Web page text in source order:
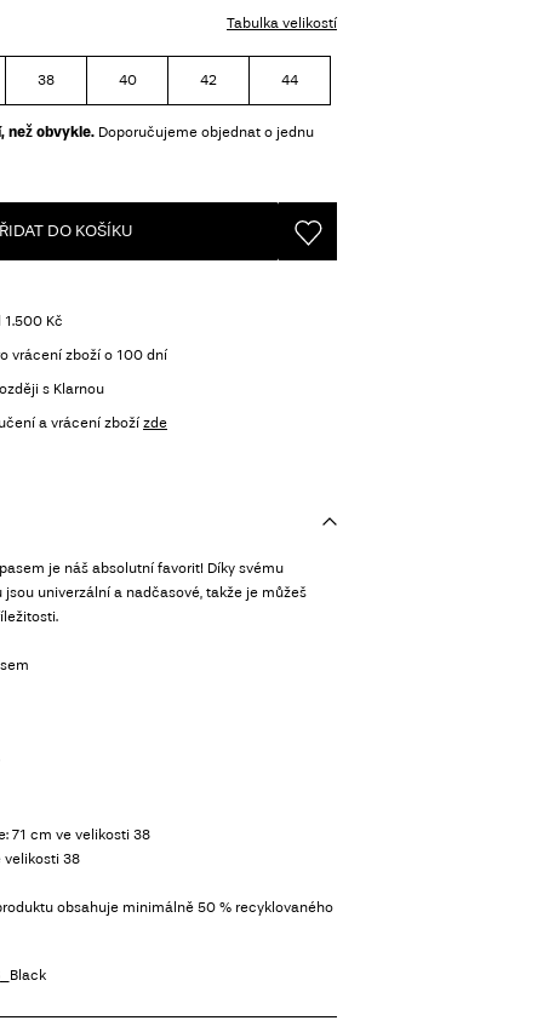
Tabulka velikostí
38 40 42 44
než obvykle. Doporučujeme objednat o jednu
DO KOŠÍKU
1.500 Kč
vrácení zboží o 100 dní
s Klarnou
a vrácení zboží zde
je náš absolutní favorit! Díky svému
jsou univerzální a nadčasové, takže je můžeš
71 cm ve velikosti 38
velikosti 38
obsahuje minimálně 50 % recyklovaného